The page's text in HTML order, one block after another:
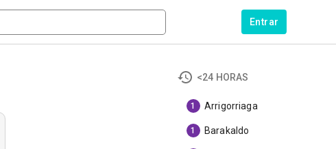
Entrar
<24 HORAS
1 Arrigorriaga
1 Barakaldo